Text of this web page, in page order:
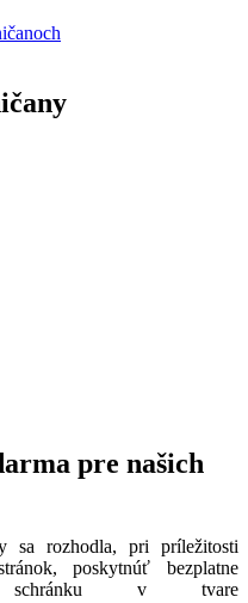
pre našich
sa rozhodla, pri príležitosti
poskytnúť bezplatne
schránku v tvare